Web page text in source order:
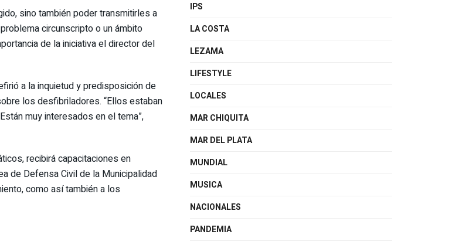
sino también poder transmitirles a
circunscripto o un ámbito
de la iniciativa el director del
a la inquietud y predisposición de
los desfibriladores. “Ellos estaban
muy interesados en el tema”,
recibirá capacitaciones en
de Defensa Civil de la Municipalidad
como así también a los
IPS
LA COSTA
LEZAMA
LIFESTYLE
LOCALES
MAR CHIQUITA
MAR DEL PLATA
MUNDIAL
MUSICA
NACIONALES
PANDEMIA